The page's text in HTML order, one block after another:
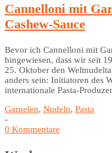
Cannelloni mit
Cashew-Sauce
Bevor ich Cannelloni mit
hingewiesen, dass wir seit
25. Oktober den
anders sein: Initiatoren des
internationale Pasta-
Garnelen, Nudeln, Pasta
-
0 Kommentare